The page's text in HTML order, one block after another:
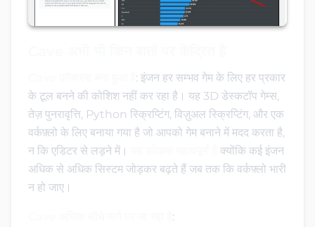
: इंजन हर सम्भव गेम के लिए हर प्रकार
के टूल बनने की कोशिश नहीं कर रहा है। यह 3D डेस्कटॉप गेम्स,
तेज़ पुनरावृत्ति, Python स्क्रिप्टिंग, विज़ुअल स्क्रिप्टिंग, और एक
वर्कफ़्लो के लिए बनाया गया है जो आपको गेम बनाने में मदद करता है,
न कि एडिटर से लड़ने में।
क्योंकि कई इंजन
अधिक से अधिक सिस्टम जोड़कर बढ़ते हैं जब तक कि वर्कफ़्लो भारी
न हो जाए।
: